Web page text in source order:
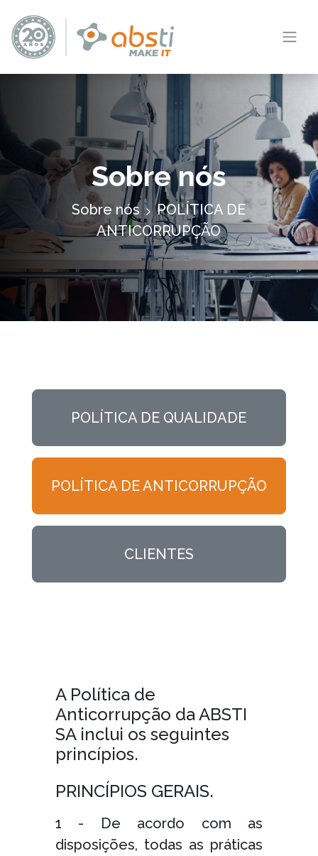
Sobre nós
Sobre nós
POLÍTICA DE
ANTICORRUPÇÃO
POLÍTICA DE QUALIDADE
POLÍTICA DE ANTICORRUPÇÃO
CLIENTES
A Política de
Anticorrupção da ABSTI
SA inclui os seguintes
princípios.
PRINCÍPIOS GERAIS.
1 - De acordo com as
disposições, todas as práticas